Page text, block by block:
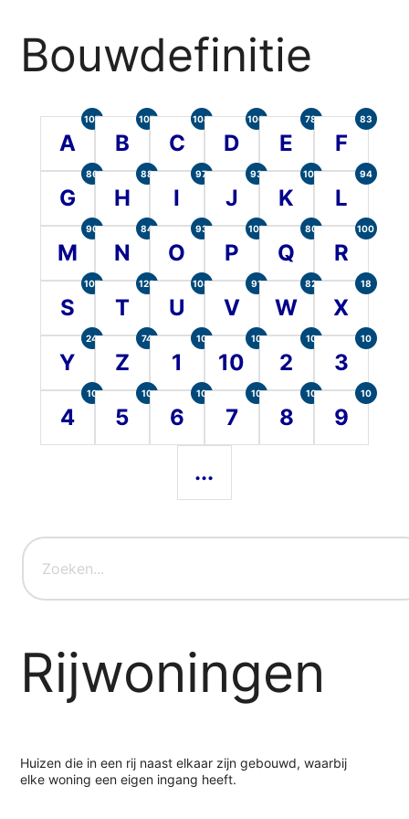
Bouwdefinitie
A
105
B
107
C
104
D
100
E
78
F
83
G
86
H
88
I
97
J
93
K
101
L
94
M
90
N
84
O
93
P
101
Q
80
R
100
S
107
T
120
U
104
V
91
W
82
X
18
Y
24
Z
74
1
10
10
10
2
10
3
10
4
10
5
10
6
10
7
10
8
10
9
10
...
Rijwoningen
Huizen die in een rij naast elkaar zijn gebouwd, waarbij
elke woning een eigen ingang heeft.